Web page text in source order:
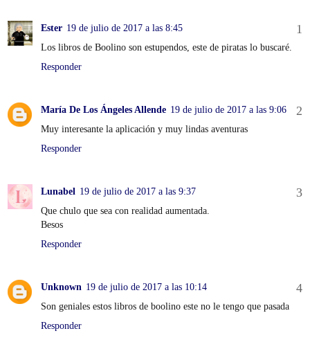
Ester 19 de julio de 2017 a las 8:45
Los libros de Boolino son estupendos, este de piratas lo buscaré.
Responder
María De Los Ángeles Allende 19 de julio de 2017 a las 9:06
Muy interesante la aplicación y muy lindas aventuras
Responder
Lunabel 19 de julio de 2017 a las 9:37
Que chulo que sea con realidad aumentada.
Besos
Responder
Unknown 19 de julio de 2017 a las 10:14
Son geniales estos libros de boolino este no le tengo que pasada
Responder